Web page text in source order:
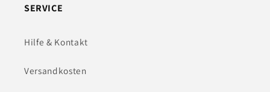
SERVICE
Hilfe & Kontakt
Versandkosten